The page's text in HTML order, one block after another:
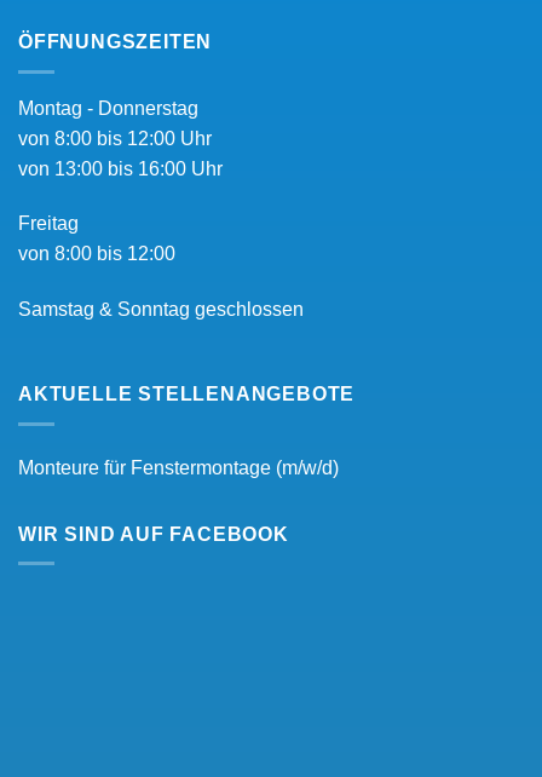
ÖFFNUNGSZEITEN
Montag - Donnerstag
von 8:00 bis 12:00 Uhr
von 13:00 bis 16:00 Uhr
Freitag
von 8:00 bis 12:00
Samstag & Sonntag geschlossen
AKTUELLE STELLENANGEBOTE
Monteure für Fenstermontage (m/w/d)
WIR SIND AUF FACEBOOK